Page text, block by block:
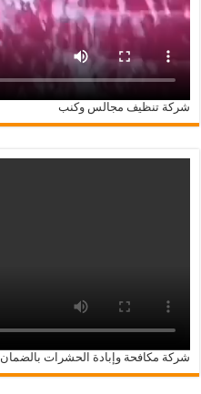
شركة تنظيف مجالس وكنب
شركة مكافحة وإبادة الحشرات بالضمان